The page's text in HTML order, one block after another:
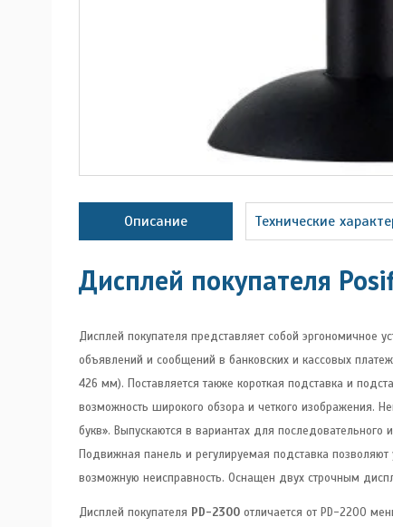
Описание Технические
Дисплей покупателя
Дисплей покупателя представляет собой
объявлений и сообщений в банковских и кассовых
426 мм). Поставляется также короткая подставка и
возможность широкого обзора и четкого
букв». Выпускаются в вариантах для
Подвижная панель и регулируемая подставка
возможную неисправность. Оснащен двух строчным
Дисплей покупателя PD-2300 отличается от PD-2200